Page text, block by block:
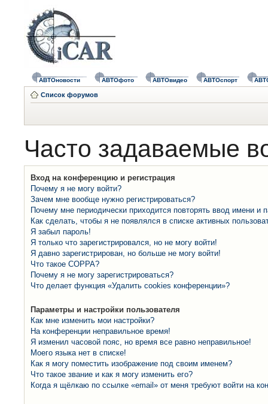
АВТОновости АВТОфото АВТОвидео АВТОспорт
Список форумов
Часто задаваемые
Вход на конференцию и регистрация
Почему я не могу войти?
Зачем мне вообще нужно регистрироваться?
Почему мне периодически приходится повторять ввод имени и
Как сделать, чтобы я не появлялся в списке активных
Я забыл пароль!
Я только что зарегистрировался, но не могу войти!
Я давно зарегистрирован, но больше не могу войти!
Что такое COPPA?
Почему я не могу зарегистрироваться?
Что делает функция «Удалить cookies конференции»?
Параметры и настройки пользователя
Как мне изменить мои настройки?
На конференции неправильное время!
Я изменил часовой пояс, но время все равно неправильное!
Моего языка нет в списке!
Как я могу поместить изображение под своим именем?
Что такое звание и как я могу изменить его?
Когда я щёлкаю по ссылке «email» от меня требуют войти на